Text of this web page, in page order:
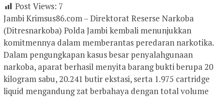
Post Views: 7
Jambi Krimsus86.com – Direktorat Reserse Narkoba
(Ditresnarkoba) Polda Jambi kembali menunjukkan
komitmennya dalam memberantas peredaran narkotika.
Dalam pengungkapan kasus besar penyalahgunaan
narkoba, aparat berhasil menyita barang bukti berupa 20
kilogram sabu, 20.241 butir ekstasi, serta 1.975 cartridge
liquid mengandung zat berbahaya dengan total volume